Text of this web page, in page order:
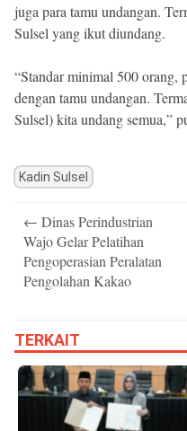
juga para tamu undangan.
Sulsel yang ikut diundang.
“Standar minimal 500 orang,
dengan tamu undangan.
Sulsel) kita undang semua,”
Kadin Sulsel
navigation
← Dinas Perindustrian
Wajo Gelar Pelatihan
Pengoperasian Peralatan
Pengolahan Kakao
TERKAIT